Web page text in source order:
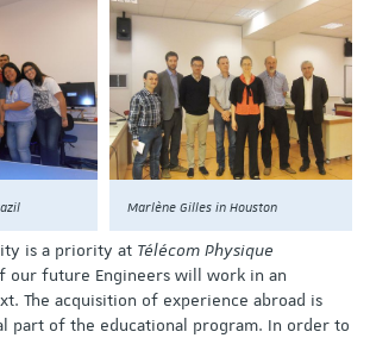
Marlène Gilles in Houston
is a priority at Télécom Physique
our future Engineers will work in an
The acquisition of experience abroad is
part of the educational program. In order to